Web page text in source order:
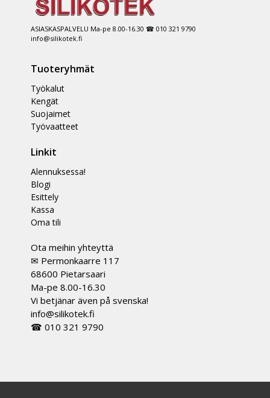
ASIASKASPALVELU Ma-pe 8.00-16.30 ☎ 010 321 9790
info@silikotek.fi
Tuoteryhmät
Työkalut
Kengät
Suojaimet
Työvaatteet
Linkit
Alennuksessa!
Blogi
Esittely
Kassa
Oma tili
Ota meihin yhteyttä
✉ Permonkaarre 117
68600 Pietarsaari
Ma-pe 8.00-16.30
Vi betjänar även på svenska!
info@silikotek.fi
☎ 010 321 9790